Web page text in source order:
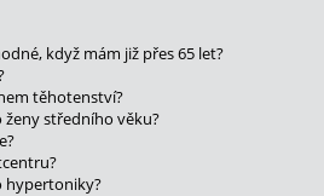
když mám již přes 65 let?
těhotenství?
ženy středního věku?
hypertoniky?